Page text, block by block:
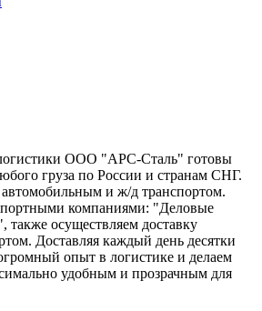
ООО "АРС-Сталь" готовы
груза по России и странам СНГ.
и ж/д транспортом.
компаниями: "Деловые
осуществляем доставку
Доставляя каждый день десятки
опыт в логистике и делаем
удобным и прозрачным для